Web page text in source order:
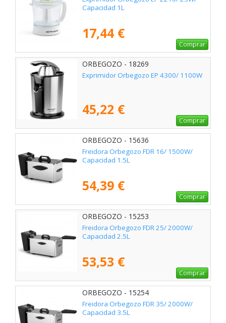
Capacidad 1L
17,44 €
Comprar
ORBEGOZO - 18269
Exprimidor Orbegozo EP 4300/ 1100W
45,22 €
Comprar
ORBEGOZO - 15636
Freidora Orbegozo FDR 16/ 1500W/
Capacidad 1.5L
54,39 €
Comprar
ORBEGOZO - 15253
Freidora Orbegozo FDR 25/ 2000W/
Capacidad 2.5L
53,53 €
Comprar
ORBEGOZO - 15254
Freidora Orbegozo FDR 35/ 2000W/
Capacidad 3.5L